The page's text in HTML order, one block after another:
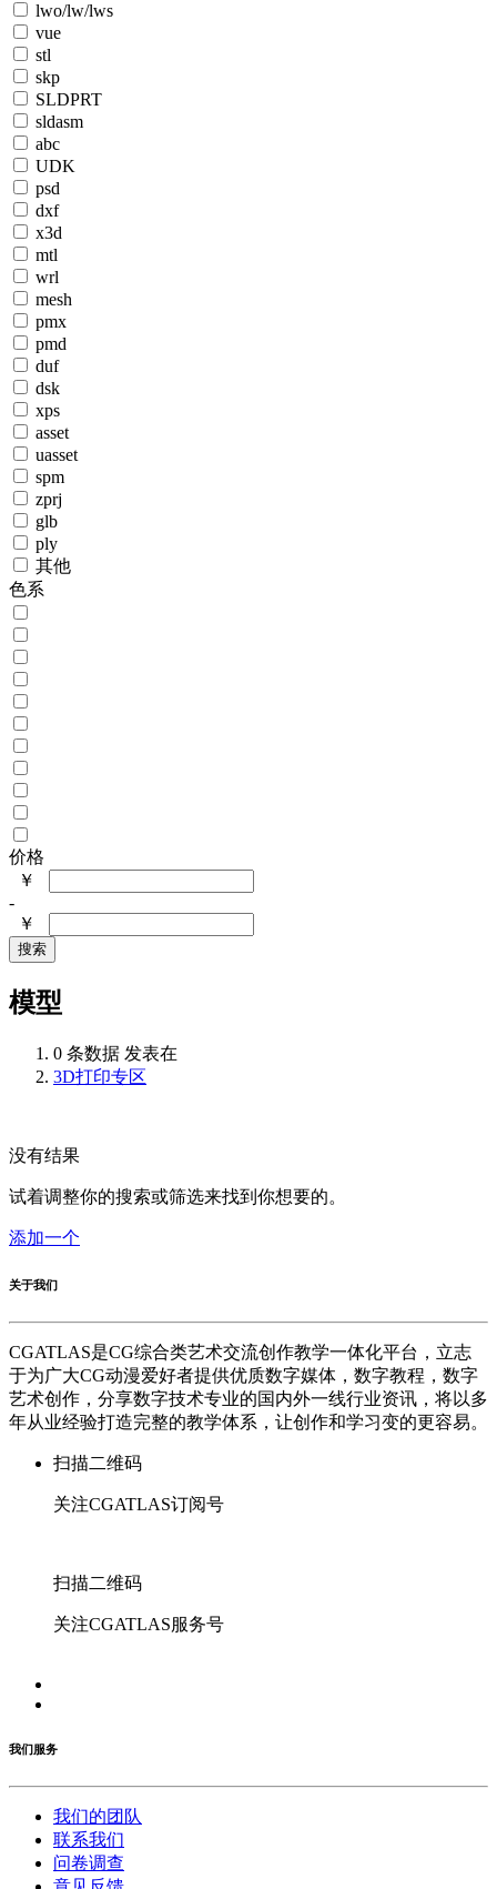
lwo/lw/lws
vue
stl
skp
SLDPRT
sldasm
abc
UDK
psd
dxf
x3d
mtl
wrl
mesh
pmx
pmd
duf
dsk
xps
asset
uasset
spm
zprj
glb
ply
其他
色系
价格
￥
-
￥
搜索
模型
0 条数据 发表在
3D打印专区
没有结果
试着调整你的搜索或筛选来找到你想要的。
添加一个
关于我们
CGATLAS是CG综合类艺术交流创作教学一体化平台，立志
于为广大CG动漫爱好者提供优质数字媒体，数字教程，数字
艺术创作，分享数字技术专业的国内外一线行业资讯，将以多
年从业经验打造完整的教学体系，让创作和学习变的更容易。
扫描二维码
关注CGATLAS订阅号
扫描二维码
关注CGATLAS服务号
我们服务
我们的团队
联系我们
问卷调查